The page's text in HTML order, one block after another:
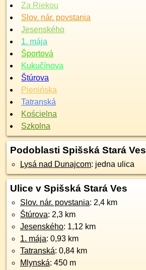
Za Riekou
Slov. nár. povstania
Jesenského
1. mája
Športová
Kukučínova
Štúrova
Pienińska
Tatranská
Kościelna
Szkolna
Podoblasti Spišská Stará Ves
Lysá nad Dunajcom: jedna ulica
Ulice v Spišská Stará Ves
Slov. nár. povstania: 2,4 km
Štúrova: 2,3 km
Jesenského: 1,12 km
1. mája: 0,93 km
Tatranská: 0,84 km
Mlynská: 450 m